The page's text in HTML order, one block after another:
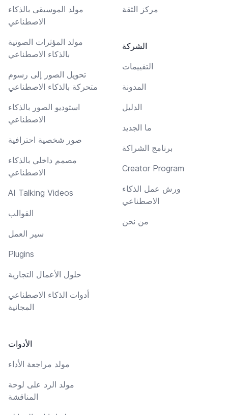
مولد الموسيقى بالذكاء
الاصطناعي
مولد المؤثرات الصوتية
بالذكاء الاصطناعي
تحويل الصور إلى رسوم
متحركة بالذكاء الاصطناعي
استوديو الصور بالذكاء
الاصطناعي
صور شخصية احترافية
مصمم داخلي بالذكاء
الاصطناعي
AI Talking Videos
القوالب
سير العمل
Plugins
حلول الأعمال التجارية
أدوات الذكاء الاصطناعي
المجانية
الأدوات
مولد مراجعة الأداء
مولد الرد على لوحة
المناقشة
مركز الثقة
الشركة
التقييمات
المدونة
الدليل
ما الجديد
برنامج الشراكة
Creator Program
ورش عمل الذكاء
الاصطناعي
من نحن